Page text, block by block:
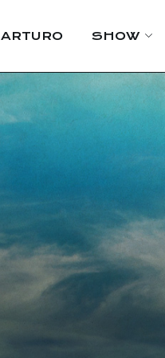
ARTURO SHOW